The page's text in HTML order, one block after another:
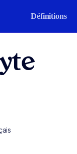
Définitions